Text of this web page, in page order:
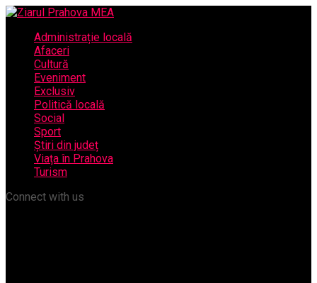
Administrație locală
Afaceri
Cultură
Eveniment
Exclusiv
Politică locală
Social
Sport
Știri din județ
Viața în Prahova
Turism
Connect with us